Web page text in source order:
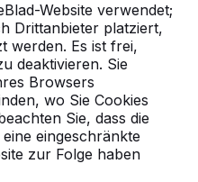
Website verwendet;
Drittanbieter platziert,
werden. Es ist frei,
deaktivieren. Sie
Browsers
wo Sie Cookies
Sie, dass die
eingeschränkte
zur Folge haben